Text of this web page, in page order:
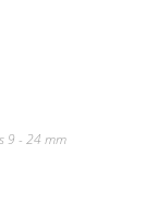
9 - 24 mm